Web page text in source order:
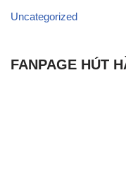
Uncategorized
FANPAGE HÚT